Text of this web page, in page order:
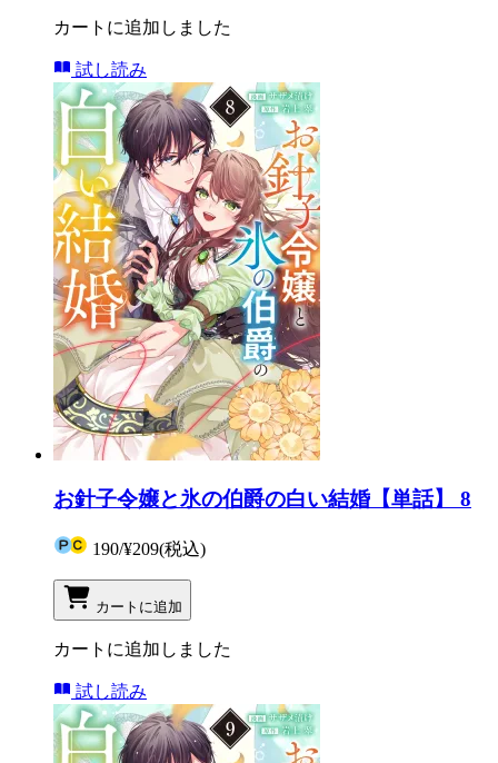
カートに追加しました
試し読み
お針子令嬢と氷の伯爵の白い結婚【単話】 8
190/¥209(税込)
カートに追加
カートに追加しました
試し読み